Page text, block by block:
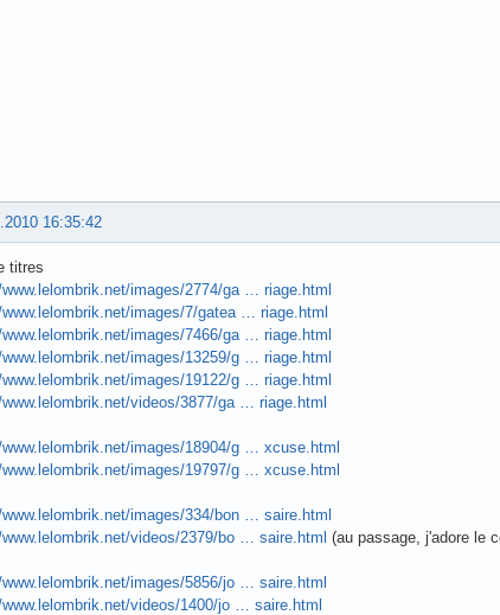
16:35:42
titres
images/2774/ga … riage.html
images/7/gatea … riage.html
images/7466/ga … riage.html
images/13259/g … riage.html
images/19122/g … riage.html
videos/3877/ga … riage.html
images/18904/g … xcuse.html
images/19797/g … xcuse.html
images/334/bon … saire.html
videos/2379/bo … saire.html (au passage, j'adore le
images/5856/jo … saire.html
videos/1400/jo … saire.html